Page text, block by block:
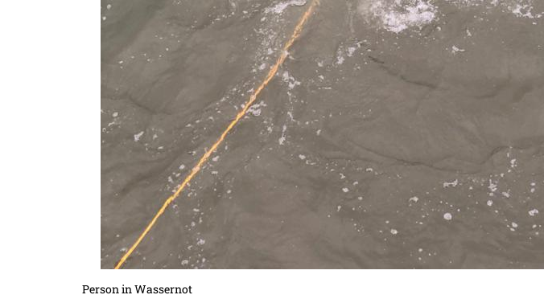
Person in Wassernot